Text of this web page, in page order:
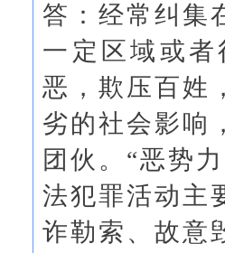
答：经常纠集
一定区域或
恶，欺压百姓
劣的社会影响
团伙。“恶势
法犯罪活动主
诈勒索、故意